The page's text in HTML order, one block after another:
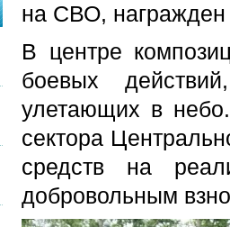
на СВО,
В центре
боевых
улетающих в
сектора
средств на
добровольным